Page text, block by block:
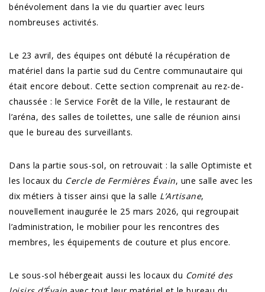
bénévolement dans la vie du quartier avec leurs
nombreuses activités.
Le 23 avril, des équipes ont débuté la récupération de
matériel dans la partie sud du Centre communautaire qui
était encore debout. Cette section comprenait au rez-de-
chaussée : le Service Forêt de la Ville, le restaurant de
l’aréna, des salles de toilettes, une salle de réunion ainsi
que le bureau des surveillants.
Dans la partie sous-sol, on retrouvait : la salle Optimiste et
les locaux du Cercle de Fermières Évain, une salle avec les
dix métiers à tisser ainsi que la salle L’Artisane,
nouvellement inaugurée le 25 mars 2026, qui regroupait
l’administration, le mobilier pour les rencontres des
membres, les équipements de couture et plus encore.
Le sous-sol hébergeait aussi les locaux du Comité des